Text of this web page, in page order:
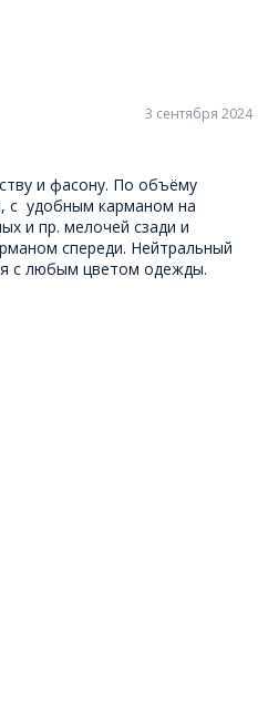
3 сентября 2024
и фасону. По объёму
с удобным карманом на
и пр. мелочей сзади и
спереди. Нейтральный
с любым цветом одежды.